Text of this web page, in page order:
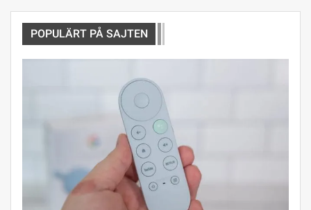
POPULÄRT PÅ SAJTEN